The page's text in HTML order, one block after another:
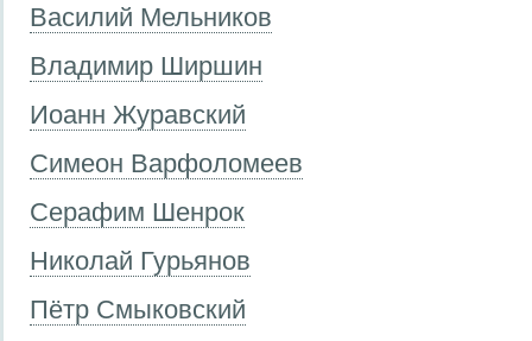
Василий Мельников
Владимир Ширшин
Иоанн Журавский
Симеон Варфоломеев
Серафим Шенрок
Николай Гурьянов
Пётр Смыковский